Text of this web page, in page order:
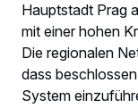
Hauptstadt Prag
mit einer hohen
Die regionalen
dass
System